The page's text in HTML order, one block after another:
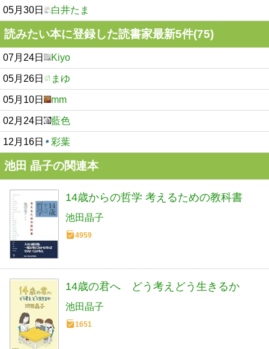
05月30日 白井たま
読みたい本に登録した読書家最新5件(75)
07月24日 Kiyo
05月26日 まゆ
05月10日 mm
02月24日 藍色
12月16日 彩葉
池田 晶子の関連本
14歳からの哲学 考えるための教科書
池田晶子
4959
14歳の君へ どう考えどう生きるか
池田晶子
1651